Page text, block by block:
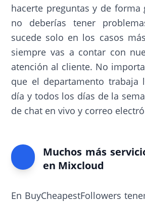
hacerte preguntas y de forma
no deberías tener
sucede solo en los casos
siempre vas a contar con
atención al cliente. No
que el departamento trabaja
día y todos los días de la
de chat en vivo y correo
Muchos más
en Mixcloud
En BuyCheapestFollowers